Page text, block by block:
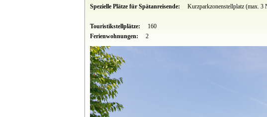
Spezielle Plätze für Spätanreisende: Kurzparkzonenstellplatz (max. 3
Touristikstellplätze:
160
Ferienwohnungen:
2